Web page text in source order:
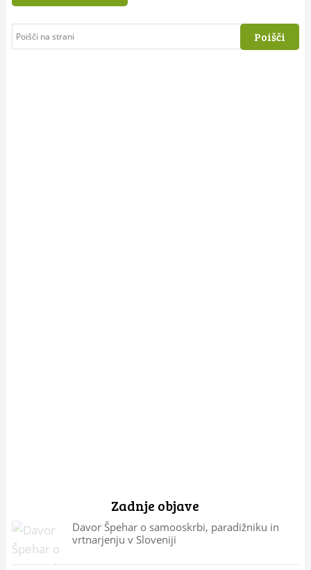
Zadnje objave
Davor Špehar o samooskrbi, paradižniku in
vrtnarjenju v Sloveniji